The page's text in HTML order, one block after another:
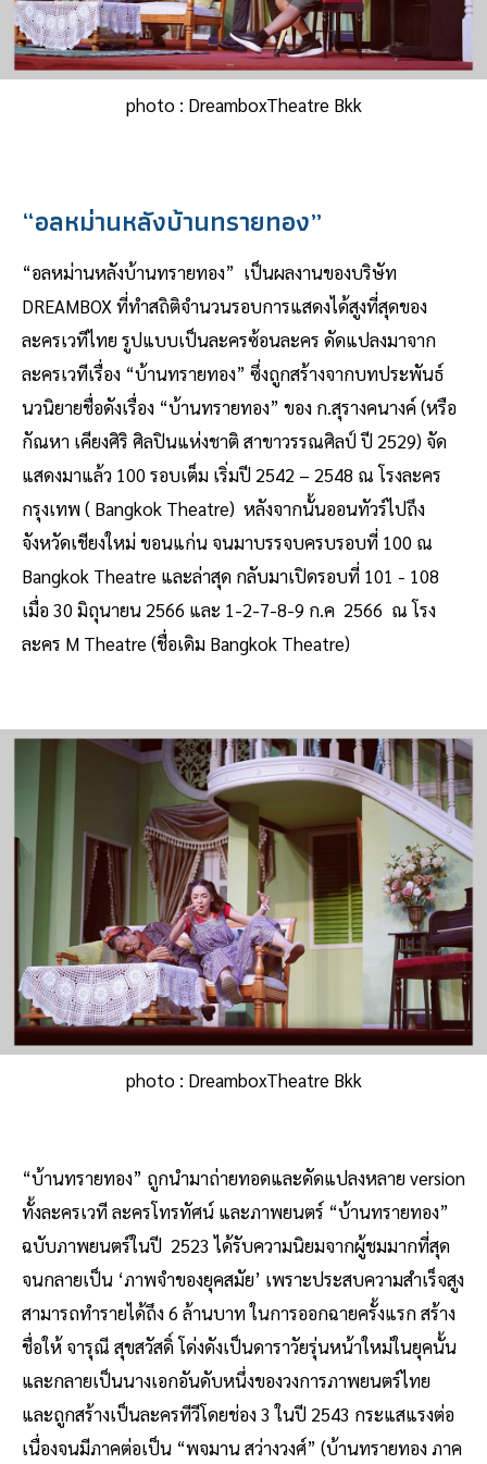
photo : DreamboxTheatre Bkk
“อลหม่านหลังบ้านทรายทอง”
“อลหม่านหลังบ้านทรายทอง” เป็นผลงานของบริษัท
DREAMBOX ที่ทำสถิติจำนวนรอบการแสดงได้สูงที่สุดของ
ละครเวทีไทย รูปแบบเป็นละครซ้อนละคร ดัดแปลงมาจาก
ละครเวทีเรื่อง “บ้านทรายทอง” ซึ่งถูกสร้างจากบทประพันธ์
นวนิยายชื่อดังเรื่อง “บ้านทรายทอง” ของ ก.สุรางคนางค์ (หรือ
กัณหา เคียงศิริ ศิลปินแห่งชาติ สาขาวรรณศิลป์ ปี 2529) จัด
แสดงมาแล้ว 100 รอบเต็ม เริ่มปี 2542 – 2548 ณ โรงละคร
กรุงเทพ ( Bangkok Theatre) หลังจากนั้นออนทัวร์ไปถึง
จังหวัดเชียงใหม่ ขอนแก่น จนมาบรรจบครบรอบที่ 100 ณ
Bangkok Theatre และล่าสุด กลับมาเปิดรอบที่ 101 - 108
เมื่อ 30 มิถุนายน 2566 และ 1-2-7-8-9 ก.ค 2566 ณ โรง
ละคร M Theatre (ชื่อเดิม Bangkok Theatre)
photo : DreamboxTheatre Bkk
“บ้านทรายทอง” ถูกนำมาถ่ายทอดและดัดแปลงหลาย version
ทั้งละครเวที ละครโทรทัศน์ และภาพยนตร์ “บ้านทรายทอง”
ฉบับภาพยนตร์ในปี 2523 ได้รับความนิยมจากผู้ชมมากที่สุด
จนกลายเป็น ‘ภาพจำของยุคสมัย’ เพราะประสบความสำเร็จสูง
สามารถทำรายได้ถึง 6 ล้านบาท ในการออกฉายครั้งแรก สร้าง
ชื่อให้ จารุณี สุขสวัสดิ์ โด่งดังเป็นดาราวัยรุ่นหน้าใหม่ในยุคนั้น
และกลายเป็นนางเอกอันดับหนึ่งของวงการภาพยนตร์ไทย
และถูกสร้างเป็นละครทีวีโดยช่อง 3 ในปี 2543 กระแสแรงต่อ
เนื่องจนมีภาคต่อเป็น “พจมาน สว่างวงศ์” (บ้านทรายทอง ภาค